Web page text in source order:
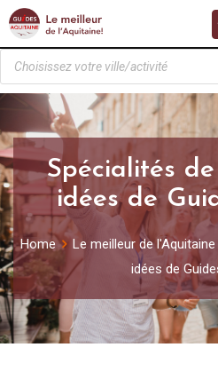
Spécialités
idées de
Home Le meilleur de l'Aquitaine
idées de